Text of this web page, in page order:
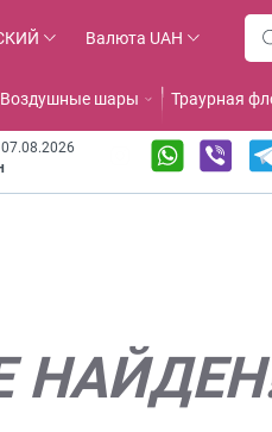
Валюта UAH
Воздушные шары Траурная